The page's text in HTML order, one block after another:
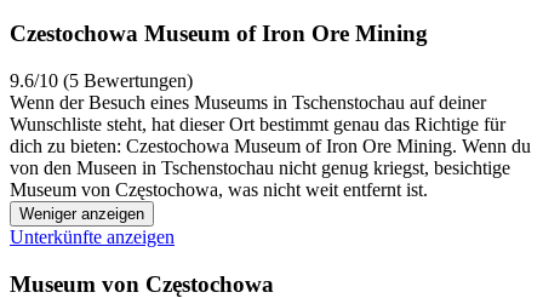
Czestochowa Museum of Iron Ore Mining
9.6/10 (5 Bewertungen)
Wenn der Besuch eines Museums in Tschenstochau auf deiner
Wunschliste steht, hat dieser Ort bestimmt genau das Richtige für
dich zu bieten: Czestochowa Museum of Iron Ore Mining. Wenn du
von den Museen in Tschenstochau nicht genug kriegst, besichtige
Museum von Częstochowa, was nicht weit entfernt ist.
Weniger anzeigen
Unterkünfte anzeigen
Museum von Częstochowa